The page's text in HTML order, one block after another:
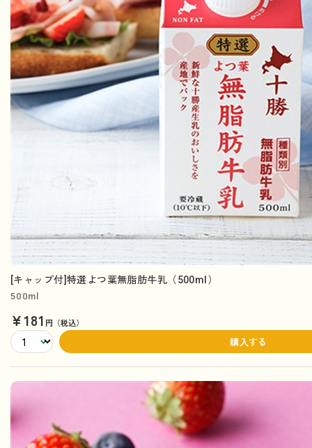
[キャップ付]特選よつ葉無脂肪牛乳（500ml）
500ml
¥181 円（税込）
購入する